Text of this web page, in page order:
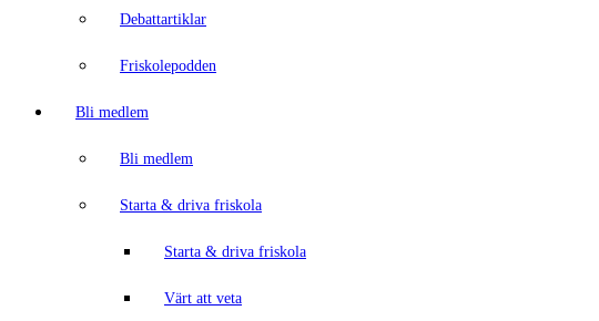
Debattartiklar
Friskolepodden
Bli medlem
Bli medlem
Starta & driva friskola
Starta & driva friskola
Värt att veta